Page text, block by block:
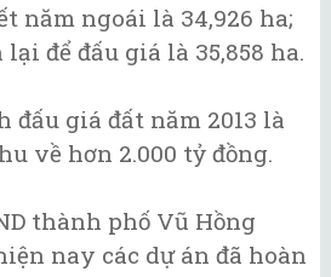
năm ngoái là 34,926 ha;
để đấu giá là 35,858 ha.
đấu giá đất năm 2013 là
về hơn 2.000 tỷ đồng.
thành phố Vũ Hồng
nay các dự án đã hoàn